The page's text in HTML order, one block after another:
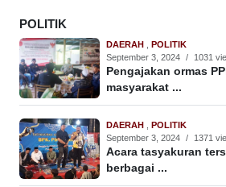
POLITIK
DAERAH
POLITIK
September 3, 2024 / 1031
Pengajakan ormas
masyarakat ...
DAERAH
POLITIK
September 3, 2024 / 1371
Acara tasyakuran
berbagai ...